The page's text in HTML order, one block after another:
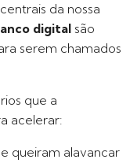
da nossa
digital são
serem chamados
que a
acelerar:
queiram alavancar